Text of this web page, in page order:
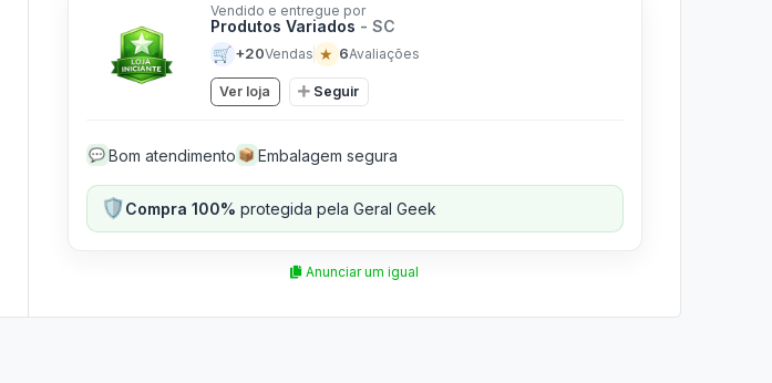
Vendido e entregue por
Produtos Variados - SC
🛒 +20Vendas ★ 6Avaliações
Ver loja Seguir
💬 Bom atendimento 📦 Embalagem segura
🛡️Compra 100% protegida pela Geral Geek
Anunciar um igual